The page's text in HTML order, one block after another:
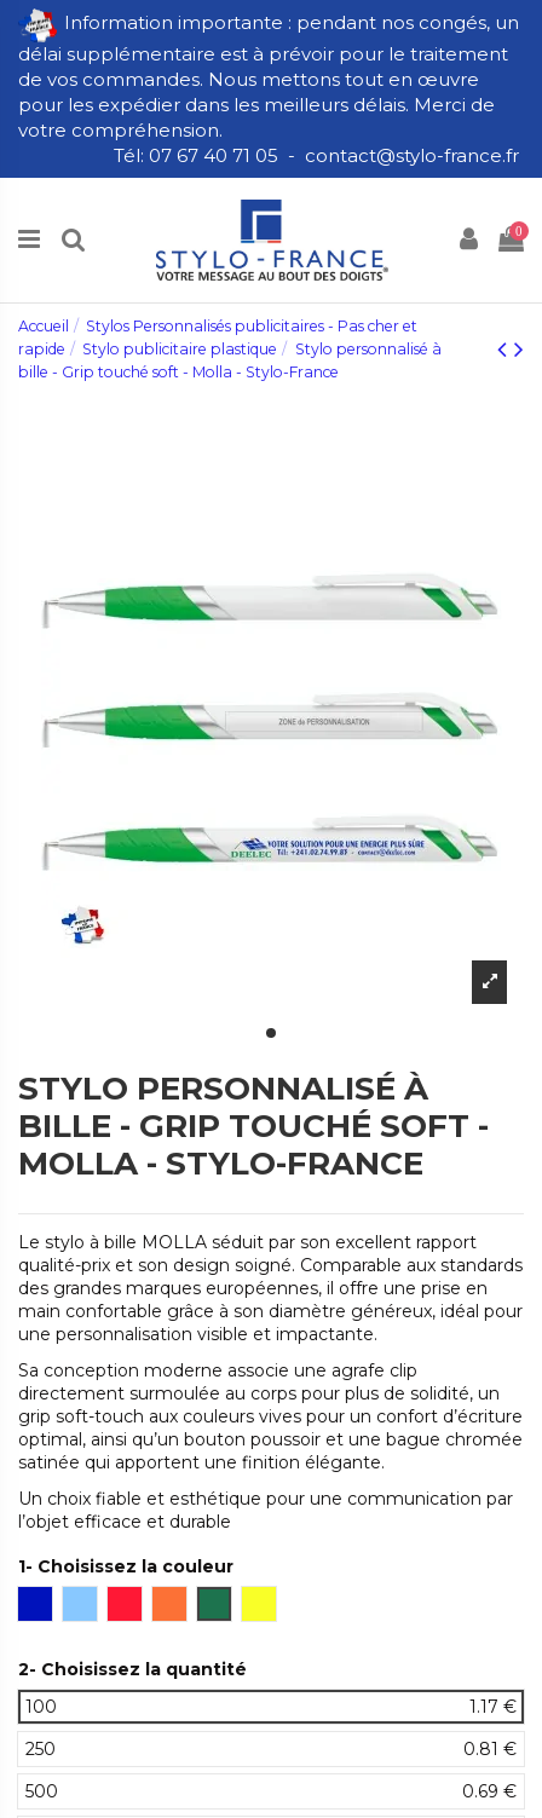
Information importante : pendant nos congés, un
délai supplémentaire est à prévoir pour le traitement
de vos commandes. Nous mettons tout en œuvre
pour les expédier dans les meilleurs délais. Merci de
votre compréhension.
Tél: 07 67 40 71 05 - contact@stylo-france.fr
0
Accueil
Stylos Personnalisés publicitaires - Pas cher et
rapide
Stylo publicitaire plastique
Stylo personnalisé à
bille - Grip touché soft - Molla - Stylo-France
STYLO PERSONNALISÉ À
BILLE - GRIP TOUCHÉ SOFT -
MOLLA - STYLO-FRANCE
Le stylo à bille MOLLA séduit par son excellent rapport
qualité-prix et son design soigné. Comparable aux standards
des grandes marques européennes, il offre une prise en
main confortable grâce à son diamètre généreux, idéal pour
une personnalisation visible et impactante.
Sa conception moderne associe une agrafe clip
directement surmoulée au corps pour plus de solidité, un
grip soft-touch aux couleurs vives pour un confort d’écriture
optimal, ainsi qu’un bouton poussoir et une bague chromée
satinée qui apportent une finition élégante.
Un choix fiable et esthétique pour une communication par
l’objet efficace et durable
1- Choisissez la couleur
2- Choisissez la quantité
100
1.17 €
250
0.81 €
500
0.69 €